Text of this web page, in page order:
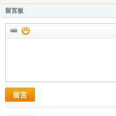
留言板
留言